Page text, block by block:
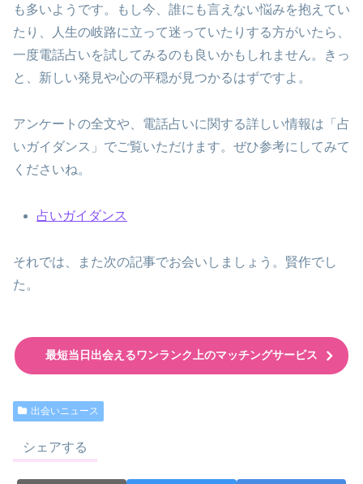
も多いようです。もし今、誰にも言えない悩みを抱えてい
たり、人生の岐路に立って迷っていたりする方がいたら、
一度電話占いを試してみるのも良いかもしれません。きっ
と、新しい発見や心の平穏が見つかるはずですよ。
アンケートの全文や、電話占いに関する詳しい情報は「占
いガイダンス」でご覧いただけます。ぜひ参考にしてみて
くださいね。
占いガイダンス
それでは、また次の記事でお会いしましょう。賢作でし
た。
最短当日出会えるワンランク上のマッチングサービス
出会いニュース
シェアする